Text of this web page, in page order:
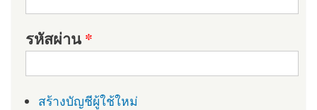
รหัสผ่าน*
สร้างบัญชีผู้ใช้ใหม่